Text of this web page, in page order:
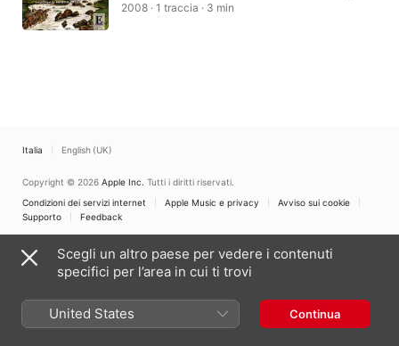
2008 · 1 traccia · 3 min
Italia English (UK)
Copyright © 2026 Apple Inc. Tutti i diritti riservati.
Condizioni dei servizi internet
Apple Music e privacy
Avviso sui cookie
Supporto
Feedback
Scegli un altro paese per vedere i contenuti
specifici per l’area in cui ti trovi
United States Continua